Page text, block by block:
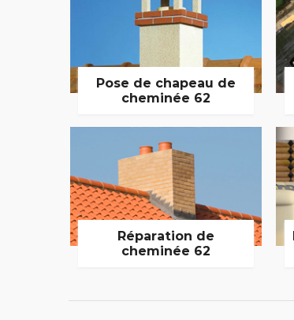
Pose de chapeau de
cheminée 62
Réparation de
cheminée 62